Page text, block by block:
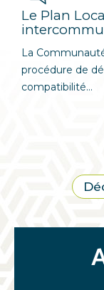
Le Plan
La
procédure de
compatibilité...